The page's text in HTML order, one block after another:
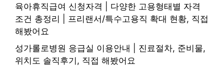
육아휴직급여 신청자격 | 다양한 고용형태별 자격
조건 총정리 | 프리랜서/특수고용직 확대 현황, 직접
해봤어요
성가롤로병원 응급실 이용안내 | 진료절차, 준비물,
위치도 솔직후기, 직접 해봤어요